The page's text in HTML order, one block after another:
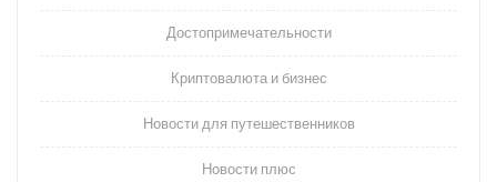
Достопримечательности
Криптовалюта и бизнес
Новости для путешественников
Новости плюс